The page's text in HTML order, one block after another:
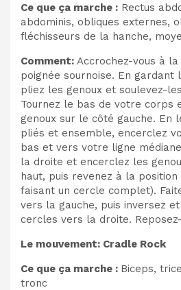
Ce que ça marche : Rectus
abdominis, obliques externes,
fléchisseurs de la hanche,
Comment: Accrochez-vous à la
poignée sournoise. En gardant
pliez les genoux et soulevez-
Tournez le bas de votre corps
genoux sur le côté gauche. En
pliés et ensemble, encerclez
bas et vers votre ligne
la droite et encerclez les
haut, puis revenez à la
faisant un cercle complet).
vers la gauche, puis inversez
cercles vers la droite.
Le mouvement: Cradle Rock
Ce que ça marche : Biceps,
tronc